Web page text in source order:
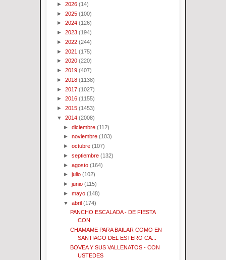
► 2026 (14)
► 2025 (100)
► 2024 (126)
► 2023 (194)
► 2022 (244)
► 2021 (175)
► 2020 (220)
► 2019 (407)
► 2018 (1138)
► 2017 (1027)
► 2016 (1155)
► 2015 (1453)
▼ 2014 (2008)
►diciembre (112)
►noviembre (103)
►octubre (107)
►septiembre (132)
►agosto (164)
►julio (102)
►junio (115)
►mayo (148)
▼abril (174)
PANCHO ESCALADA - DE FIESTA
CON
CHAMAME PARA BAILAR COMO EN
SANTIAGO DEL ESTERO CA...
BOVEA Y SUS VALLENATOS - CON
USTEDES